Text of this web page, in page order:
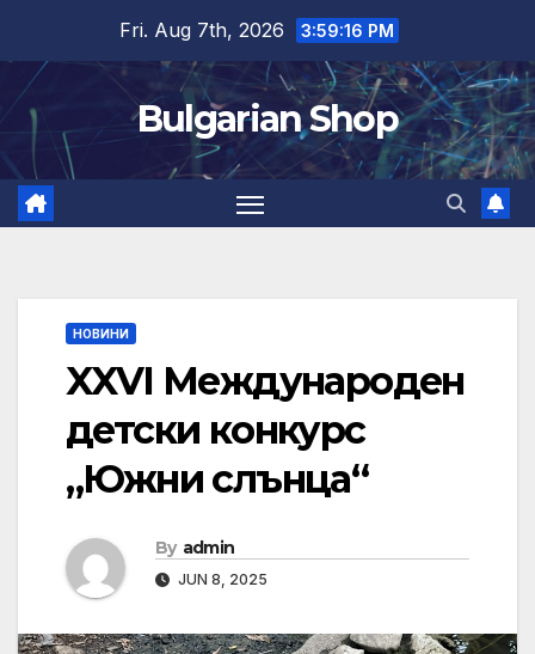
content
Fri. Aug 7th, 2026 3:59:16 PM
Bulgarian Shop
НОВИНИ
XXVI Международен
детски конкурс
„Южни слънца“
By admin
JUN 8, 2025